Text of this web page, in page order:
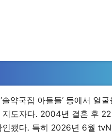
솔약국집 아들들’ 등에서 얼
도자다. 2004년 결혼 후
됐다. 특히 2026년 6월 tvN